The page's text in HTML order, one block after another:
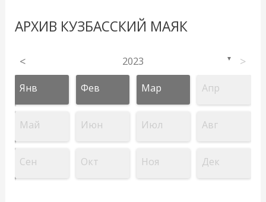
АРХИВ КУЗБАССКИЙ МАЯК
< 2023 ▼ >
Янв Фев Мар Апр
Май Июн Июл Авг
Сен Окт Ноя Дек